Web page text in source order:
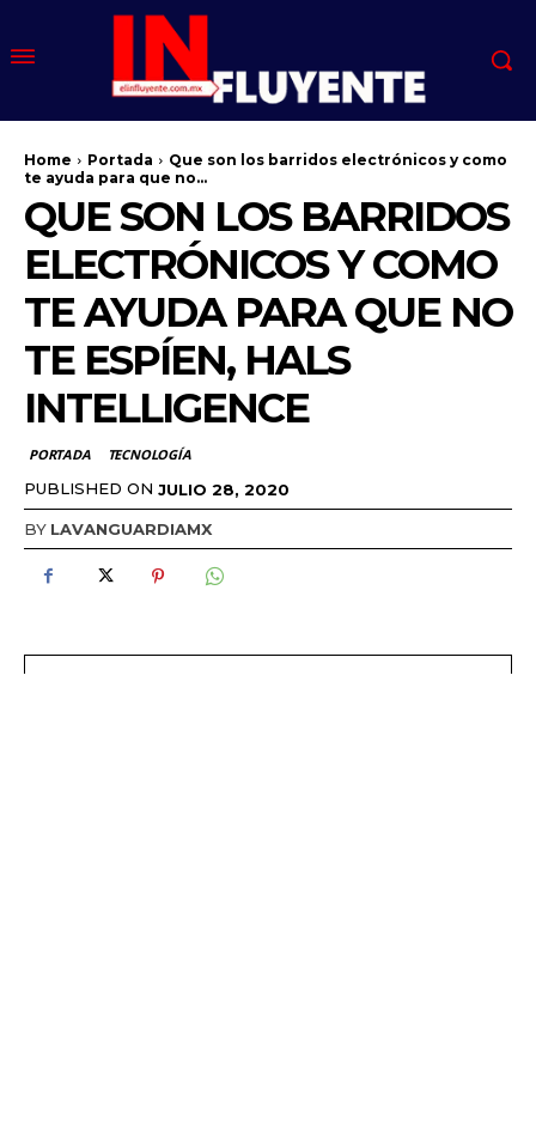
Home Portada
Que son los barridos electrónicos y como
te ayuda para que no...
QUE SON LOS BARRIDOS
ELECTRÓNICOS Y COMO
TE AYUDA PARA QUE NO
TE ESPÍEN, HALS
INTELLIGENCE
PORTADA TECNOLOGÍA
PUBLISHED ON JULIO 28, 2020
BY LAVANGUARDIAMX